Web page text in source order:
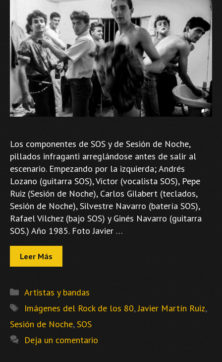
Los componentes de SOS y de Sesión de Noche,
pillados infraganti arreglándose antes de salir al
escenario. Empezando por la izquierda; Andrés
Lozano (guitarra SOS), Víctor (vocalista SOS), Pepe
Ruiz (Sesión de Noche), Carlos Gilabert (teclados,
Sesión de Noche), Silvestre Navarro (batería SOS),
Rafael Vílchez (bajo SOS) y Ginés Navarro (guitarra
SOS.) Año 1985. Foto Javier …
Leer Más
Categorías
Artistas y bandas
Etiquetas
Imágenes del Rock de los 80,Javier Martín Ruiz,
Sesión de Noche,SOS
Deja un comentario